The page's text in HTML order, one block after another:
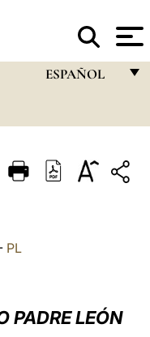
ESPAÑOL
ITALIANO
العربيّة
PL
PADRE LEÓN